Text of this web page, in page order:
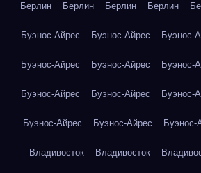
Берлин Берлин Берлин Берлин
Буэнос-Айрес Буэнос-Айрес Буэнос-
Буэнос-Айрес Буэнос-Айрес Буэнос-
Буэнос-Айрес Буэнос-Айрес Буэнос-
Буэнос-Айрес Буэнос-Айрес Буэнос-
Владивосток Владивосток